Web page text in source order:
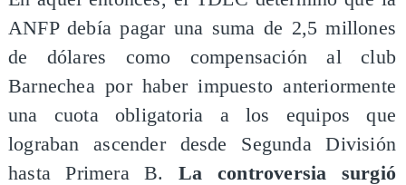
ANFP debía pagar una suma de 2,5 millones
de dólares como compensación al club
Barnechea por haber impuesto anteriormente
una cuota obligatoria a los equipos que
lograban ascender desde Segunda División
hasta Primera B.La controversia surgió